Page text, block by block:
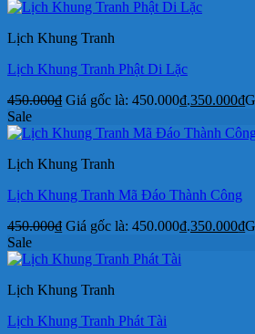
Lịch Khung Tranh
Lịch Khung Tranh Phật Di Lặc
450.000₫ Giá gốc là: 450.000₫.350.000₫
Sale
Lịch Khung Tranh
Lịch Khung Tranh Mã Đáo Thành Công
450.000₫ Giá gốc là: 450.000₫.350.000₫
Sale
Lịch Khung Tranh
Lịch Khung Tranh Phát Tài